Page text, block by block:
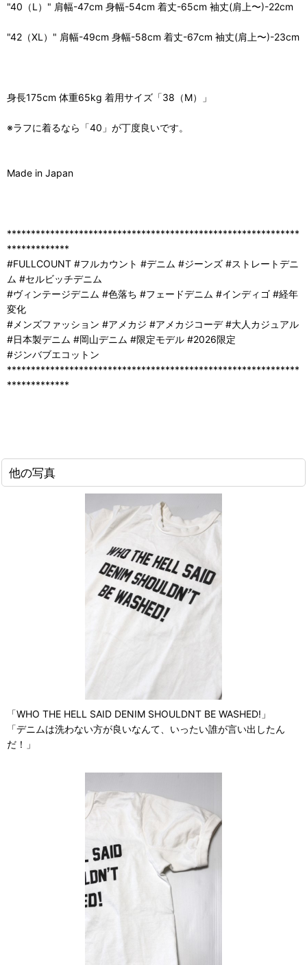
"40（L）" 肩幅-47cm 身幅-54cm 着丈-65cm 袖丈(肩上〜)-22cm
"42（XL）" 肩幅-49cm 身幅-58cm 着丈-67cm 袖丈(肩上〜)-23cm
身長175cm 体重65kg 着用サイズ「38（M）」
※ラフに着るなら「40」が丁度良いです。
Made in Japan
*************************************************************
*************
#FULLCOUNT #フルカウント #デニム #ジーンズ #ストレートデニ
ム #セルビッチデニム
#ヴィンテージデニム #色落ち #フェードデニム #インディゴ #経年
変化
#メンズファッション #アメカジ #アメカジコーデ #大人カジュアル
#日本製デニム #岡山デニム #限定モデル #2026限定
#ジンバブエコットン
*************************************************************
*************
他の写真
「WHO THE HELL SAID DENIM SHOULDNT BE WASHED!」
「デニムは洗わない方が良いなんて、いったい誰が言い出したん
だ！」